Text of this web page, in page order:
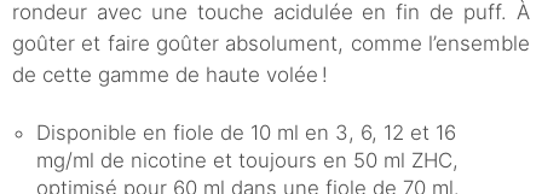
rondeur avec une touche acidulée en fin de puff. À
goûter et faire goûter absolument, comme l’ensemble
de cette gamme de haute volée !
Disponible en fiole de 10 ml en 3, 6, 12 et 16
mg/ml de nicotine et toujours en 50 ml ZHC,
optimisé pour 60 ml dans une fiole de 70 ml.